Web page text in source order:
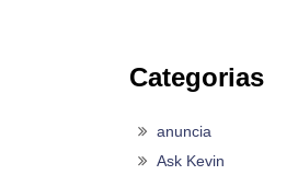
Categorias
anuncia
Ask Kevin